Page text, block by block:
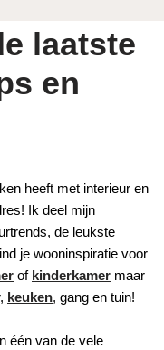
laatste
en
heeft met interieur en
Ik deel mijn
de leukste
je wooninspiratie voor
of kinderkamer maar
keuken, gang en tuin!
één van de vele